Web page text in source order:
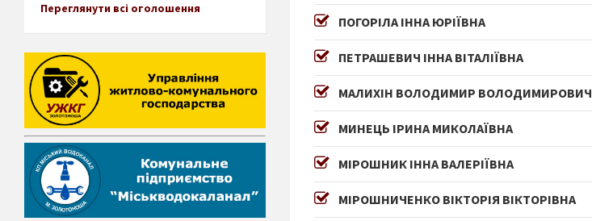
ПОГОРІЛА ІННА ЮРІЇВНА
ПЕТРАШЕВИЧ ІННА ВІТАЛІЇВНА
МАЛИХІН ВОЛОДИМИР ВОЛОДИМИРОВИЧ
МИНЕЦЬ ІРИНА МИКОЛАЇВНА
МІРОШНИК ІННА ВАЛЕРІЇВНА
МІРОШНИЧЕНКО ВІКТОРІЯ ВІКТОРІВНА
Переглянути всі оголошення